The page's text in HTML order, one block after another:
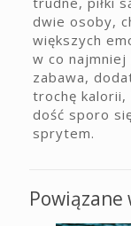
dwie osoby,
większych
w co najmniej
zabawa,
trochę kalorii,
dość sporo
sprytem.
Powiązane